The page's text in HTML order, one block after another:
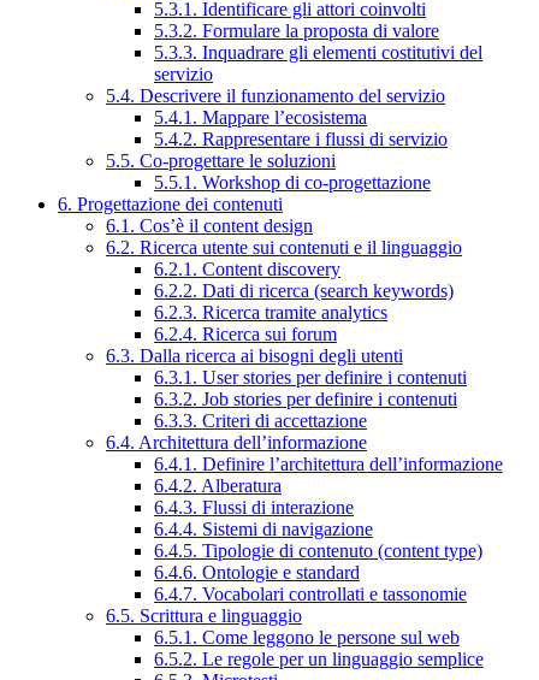
5.3.1. Identificare gli attori coinvolti
5.3.2. Formulare la proposta di valore
5.3.3. Inquadrare gli elementi costitutivi del
servizio
5.4. Descrivere il funzionamento del servizio
5.4.1. Mappare l’ecosistema
5.4.2. Rappresentare i flussi di servizio
5.5. Co-progettare le soluzioni
5.5.1. Workshop di co-progettazione
6. Progettazione dei contenuti
6.1. Cos’è il content design
6.2. Ricerca utente sui contenuti e il linguaggio
6.2.1. Content discovery
6.2.2. Dati di ricerca (search keywords)
6.2.3. Ricerca tramite analytics
6.2.4. Ricerca sui forum
6.3. Dalla ricerca ai bisogni degli utenti
6.3.1. User stories per definire i contenuti
6.3.2. Job stories per definire i contenuti
6.3.3. Criteri di accettazione
6.4. Architettura dell’informazione
6.4.1. Definire l’architettura dell’informazione
6.4.2. Alberatura
6.4.3. Flussi di interazione
6.4.4. Sistemi di navigazione
6.4.5. Tipologie di contenuto (content type)
6.4.6. Ontologie e standard
6.4.7. Vocabolari controllati e tassonomie
6.5. Scrittura e linguaggio
6.5.1. Come leggono le persone sul web
6.5.2. Le regole per un linguaggio semplice